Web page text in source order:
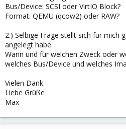
Bus/Device: SCSI oder VirtIO Block?
Format: QEMU (qcow2) oder RAW?
2.) Selbige Frage stellt sich für mich
angelegt habe.
Wann und für welchen Zweck oder
welches Bus/Device und welches
Vielen Dank.
Liebe Grüße
Max